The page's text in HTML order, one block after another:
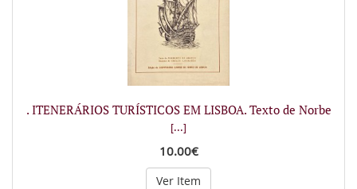
. ITENERÁRIOS TURÍSTICOS EM LISBOA. Texto de Norbe
[...]
10.00€
Ver Item